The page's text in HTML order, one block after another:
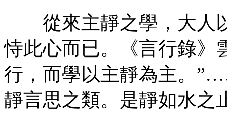
從來主靜之學，大人
恃此心而已。《言行錄》
行，而學以主靜為主。
靜言思之類。是靜如水之